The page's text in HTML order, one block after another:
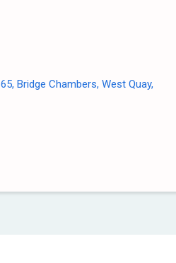
Bridge Chambers, West Quay,